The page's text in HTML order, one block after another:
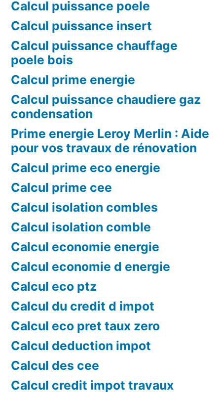
Calcul puissance poele
Calcul puissance insert
Calcul puissance chauffage
poele bois
Calcul prime energie
Calcul puissance chaudiere gaz
condensation
Prime energie Leroy Merlin : Aide
pour vos travaux de rénovation
Calcul prime eco energie
Calcul prime cee
Calcul isolation combles
Calcul isolation comble
Calcul economie energie
Calcul economie d energie
Calcul eco ptz
Calcul du credit d impot
Calcul eco pret taux zero
Calcul deduction impot
Calcul des cee
Calcul credit impot travaux